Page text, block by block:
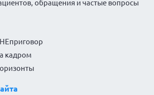
обращения и частые вопросы
кадром